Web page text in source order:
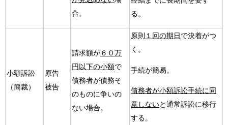
合。
る。
小額訴訟
（簡裁）
原告
被告
請求額が ６０万
円以下の小額で
債務者が債務そ
のものに争いの
ない場合。
原則 １回の期日 で決着がつ
く。
手続が簡易。
債務者が小額訴訟手続に同
意しないと通常訴訟に移行
する。